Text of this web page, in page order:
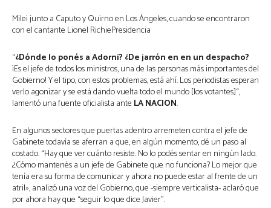
Milei junto a Caputo y Quirno en Los Ángeles, cuando se encontraron
con el cantante Lionel RichiePresidencia
“¿Dónde lo ponés a Adorni? ¿De jarrón en en un despacho?
¡Es el jefe de todos los ministros, una de las personas más importantes del
Gobierno! Y el tipo, con estos problemas, está ahí. Los periodistas esperan
verlo agonizar y se está dando vuelta todo el mundo [los votantes]“,
lamentó una fuente oficialista ante LA NACION.
En algunos sectores que puertas adentro arremeten contra el jefe de
Gabinete todavía se aferran a que, en algún momento, dé un paso al
costado. “Hay que ver cuánto resiste. No lo podés sentar en ningún lado.
¿Cómo mantenés a un jefe de Gabinete que no funciona? Lo mejor que
tenía era su forma de comunicar y ahora no puede estar al frente de un
atril», analizó una voz del Gobierno, que -siempre verticalista- aclaró que
por ahora hay que “seguir lo que dice Javier”.